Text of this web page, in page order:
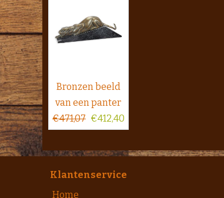
Bronzen beeld
van een panter
€471,07 €412,40
Klantenservice
Home